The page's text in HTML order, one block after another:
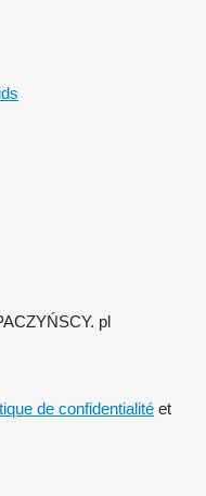
pl
de confidentialité et